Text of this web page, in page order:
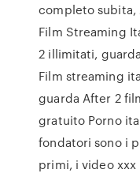
completo subita,
Film Streaming
2 illimitati,
Film streaming
guarda After 2
gratuito Porno
fondatori sono i
primi, i video